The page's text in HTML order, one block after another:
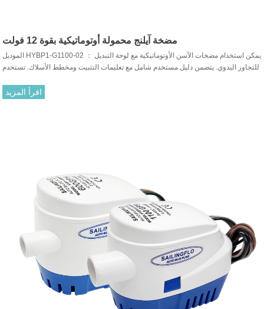
مضخة آيلنج محمولة أوتوماتيكية بقوة 12 فولت
الموديل HYBP1-G1100-02 ： يمكن استخدام مضخات الآسن الأوتوماتيكية مع لوحة التبديل
للتجاوز اليدوي. يتضمن دليل مستخدم شامل مع تعليمات التثبيت ومخطط الأسلاك. تستخدم
الصحية ، إلخ.
اقرأ المزيد